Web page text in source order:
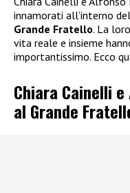
innamorati all’interno
Grande Fratello. La
vita reale e insieme
importantissimo. Ecco
Chiara Cainelli e
al Grande